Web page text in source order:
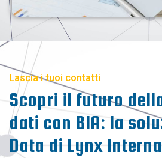
Lascia i tuoi contatti
Scopri il futuro
dati con BIA: la
Data di Lynx